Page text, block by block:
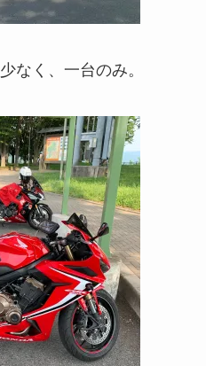
なく、一台のみ。